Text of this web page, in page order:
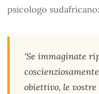
psicologo sudafricano:
‘Se immaginate
obiettivo, le